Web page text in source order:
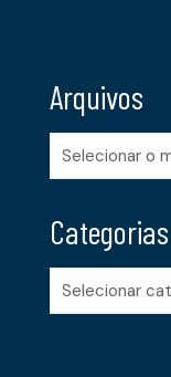
Arquivos
Arquivos
Categorias
Categorias